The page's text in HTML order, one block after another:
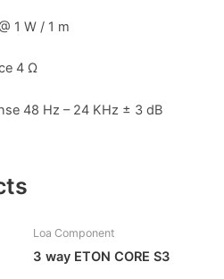
1 W / 1 m
4 Ω
48 Hz – 24 KHz ± 3 dB
Loa Component
3 way ETON CORE S3